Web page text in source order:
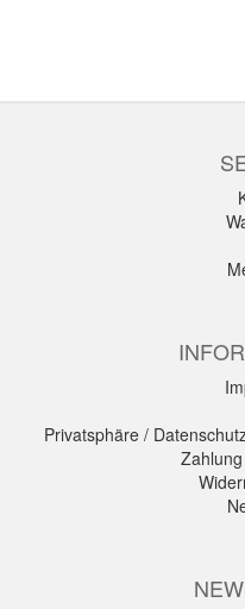
Privatsphäre /